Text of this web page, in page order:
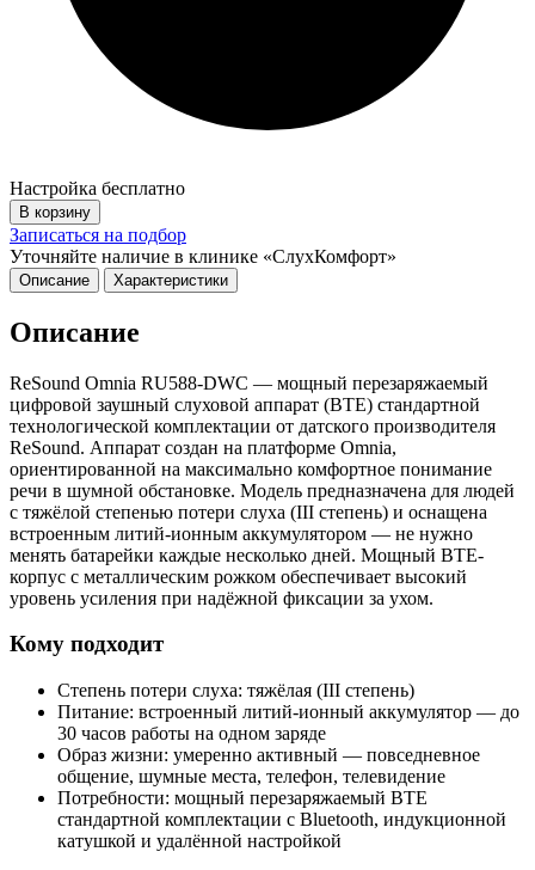
Настройка бесплатно
В корзину
Записаться на подбор
Уточняйте наличие в клинике «СлухКомфорт»
Описание Характеристики
Описание
ReSound Omnia RU588-DWC — мощный перезаряжаемый
цифровой заушный слуховой аппарат (BTE) стандартной
технологической комплектации от датского производителя
ReSound. Аппарат создан на платформе Omnia,
ориентированной на максимально комфортное понимание
речи в шумной обстановке. Модель предназначена для людей
с тяжёлой степенью потери слуха (III степень) и оснащена
встроенным литий-ионным аккумулятором — не нужно
менять батарейки каждые несколько дней. Мощный BTE-
корпус с металлическим рожком обеспечивает высокий
уровень усиления при надёжной фиксации за ухом.
Кому подходит
Степень потери слуха: тяжёлая (III степень)
Питание: встроенный литий-ионный аккумулятор — до
30 часов работы на одном заряде
Образ жизни: умеренно активный — повседневное
общение, шумные места, телефон, телевидение
Потребности: мощный перезаряжаемый BTE
стандартной комплектации с Bluetooth, индукционной
катушкой и удалённой настройкой